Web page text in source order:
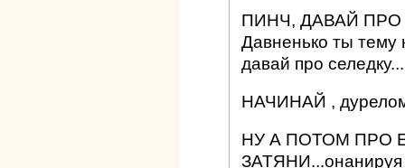
ПИНЧ, ДАВАЙ ПРО
Давненько ты тему
давай про селедку...
НАЧИНАЙ ,
НУ А ПОТОМ ПРО
ЗАТЯНИ...онанируя